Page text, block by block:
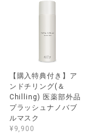
【購入特典付き】ア
ンドチリング(＆
Chilling) 医薬部外品
プラッシュナノバブ
ルマスク
¥9,900